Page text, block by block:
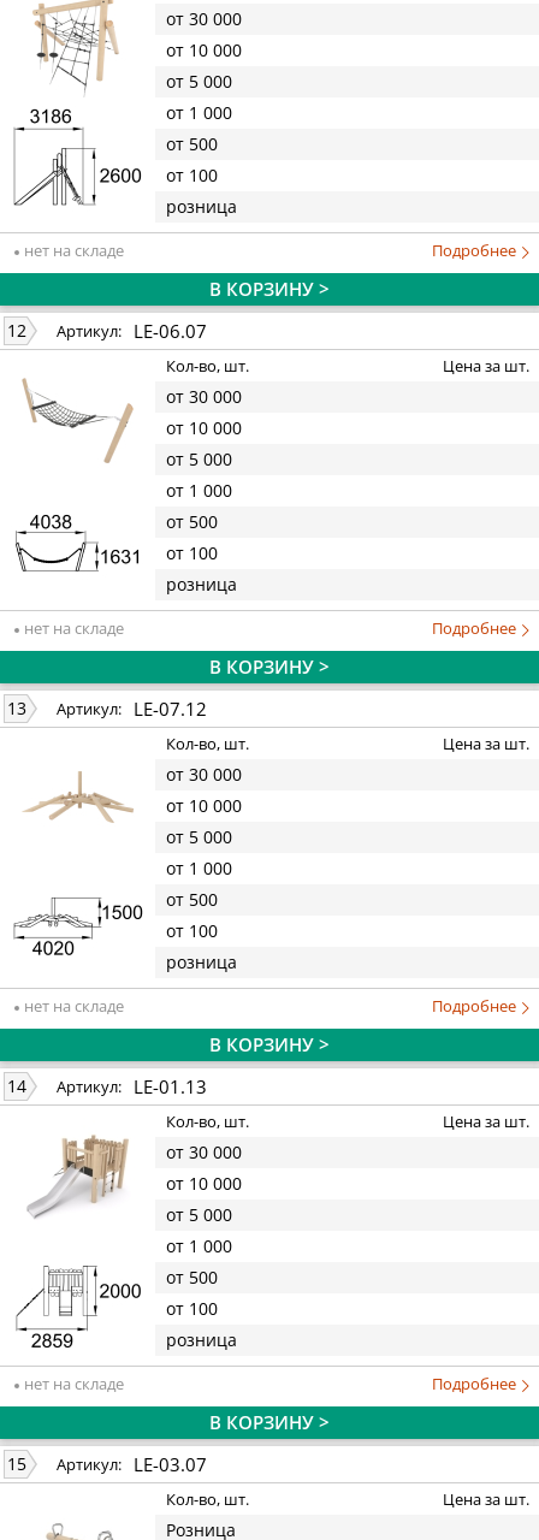
от 30 000
от 10 000
от 5 000
от 1 000
от 500
от 100
розница
нет на складе Подробнее
В КОРЗИНУ >
12 Артикул: LE-06.07
Кол-во, шт. Цена за шт.
от 30 000
от 10 000
от 5 000
от 1 000
от 500
от 100
розница
нет на складе Подробнее
В КОРЗИНУ >
13 Артикул: LE-07.12
Кол-во, шт. Цена за шт.
от 30 000
от 10 000
от 5 000
от 1 000
от 500
от 100
розница
нет на складе Подробнее
В КОРЗИНУ >
14 Артикул: LE-01.13
Кол-во, шт. Цена за шт.
от 30 000
от 10 000
от 5 000
от 1 000
от 500
от 100
розница
нет на складе Подробнее
В КОРЗИНУ >
15 Артикул: LE-03.07
Кол-во, шт. Цена за шт.
Розница